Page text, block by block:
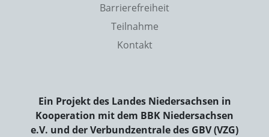
Barrierefreiheit
Teilnahme
Kontakt
Ein Projekt des Landes Niedersachsen in
Kooperation mit dem BBK Niedersachsen
e.V. und der Verbundzentrale des GBV (VZG)